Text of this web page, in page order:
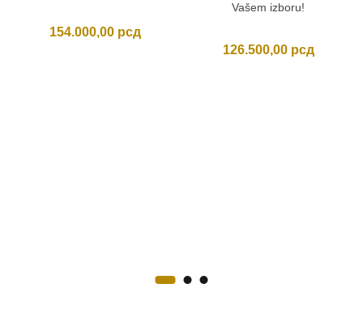
154.000,00 рсд
Vašem izboru!
126.500,00 рсд